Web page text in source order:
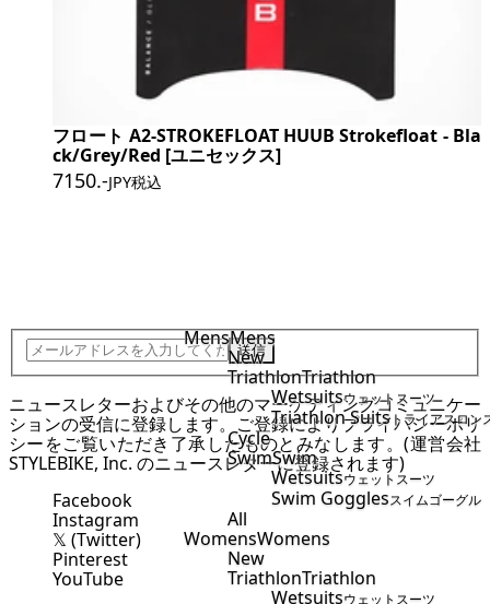
MensMens
New
TriathlonTriathlon
Wetsuitsウェットスーツ
Triathlon Suits トライアスロン
Cycle
SwimSwim
Wetsuitsウェットスーツ
Swim Gogglesスイムゴーグル
All
WomensWomens
New
TriathlonTriathlon
Wetsuitsウェットスーツ
フロート A2-STROKEFLOAT HUUB Strokefloat - Bla
ck/Grey/Red [ユニセックス]
7150.-JPY税込
送信
ニュースレターおよびその他のマーケティングコミュニケー
ションの受信に登録します。ご登録によりプライバシーポリ
シーをご覧いただき了承したものとみなします。(運営会社
STYLEBIKE, Inc. のニュースレターに登録されます)
Facebook
Instagram
𝕏 (Twitter)
Pinterest
YouTube